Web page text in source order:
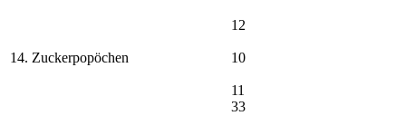
14. Zuckerpopöchen
12
10
11
33